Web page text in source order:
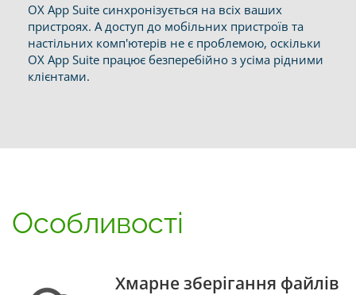
OX App Suite синхронізується на всіх ваших
пристроях. А доступ до мобільних пристроїв та
настільних комп'ютерів не є проблемою, оскільки
OX App Suite працює безперебійно з усіма рідними
клієнтами.
Особливості
Хмарне зберігання файлів